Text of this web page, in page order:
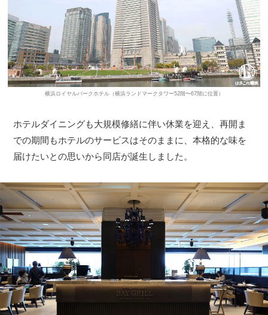
横浜ロイヤルパークホテル（横浜ランドマークタワー52階〜67階に位置）
ホテルダイニングも大規模修繕に伴い休業を迎え、再開ま
での期間もホテルのサービスはそのままに、本格的な味を
届けたいとの思いから同店が誕生しました。